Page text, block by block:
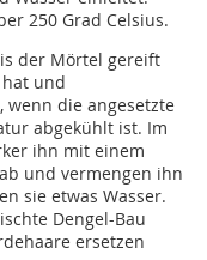
250 Grad Celsius.
der Mörtel gereift
und
wenn die angesetzte
abgekühlt ist. Im
ihn mit einem
und vermengen ihn
sie etwas Wasser.
Dengel-Bau
ersetzen